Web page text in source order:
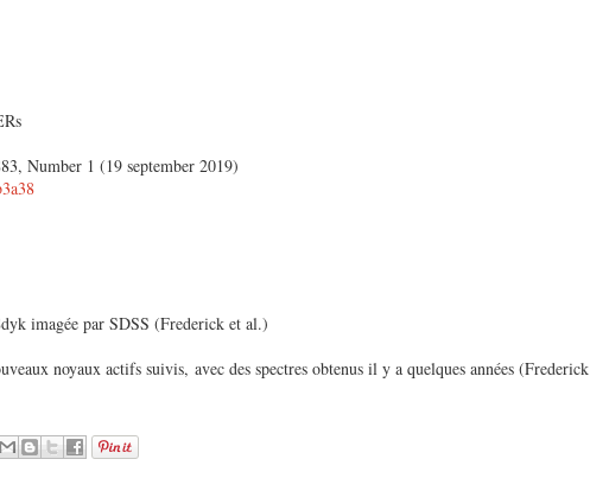
Number 1 (19 september 2019)
imagée par SDSS (Frederick et al.)
noyaux actifs suivis, avec des spectres obtenus il y a quelques années (Frederick